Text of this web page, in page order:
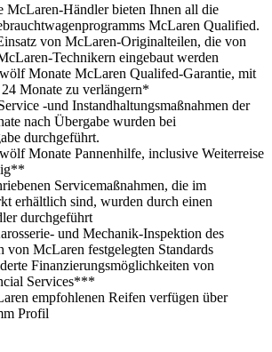
McLaren-Händler bieten Ihnen all die
McLaren Qualified.
von McLaren-Originalteilen, die von
Technikern eingebaut werden
Monate McLaren Qualifed-Garantie, mit
Monate zu verlängern*
-und Instandhaltungsmaßnahmen der
nach Übergabe wurden bei
durchgeführt.
Monate Pannenhilfe, inclusive Weiterreise
Servicemaßnahmen, die im
erhältlich sind, wurden durch einen
durchgeführt
und Mechanik-Inspektion des
von McLaren festgelegten Standards
Finanzierungsmöglichkeiten von
Services***
empfohlenen Reifen verfügen über
Profil